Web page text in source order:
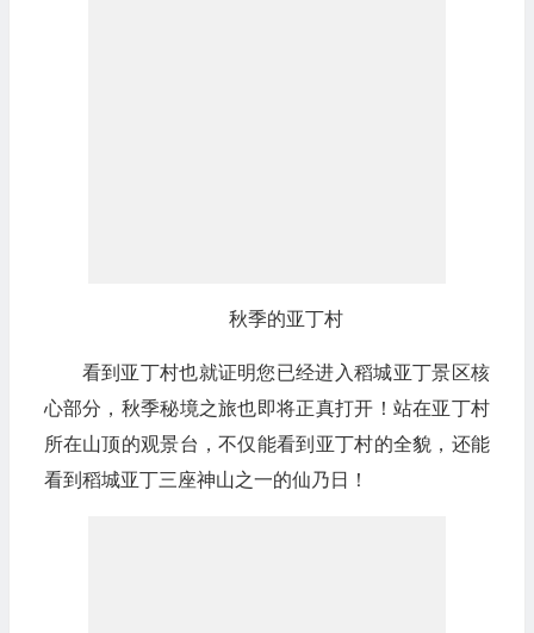
秋季的亚丁村
看到亚丁村也就证明您已经进入稻城亚丁景区核
心部分，秋季秘境之旅也即将正真打开！站在亚丁村
所在山顶的观景台，不仅能看到亚丁村的全貌，还能
看到稻城亚丁三座神山之一的仙乃日！